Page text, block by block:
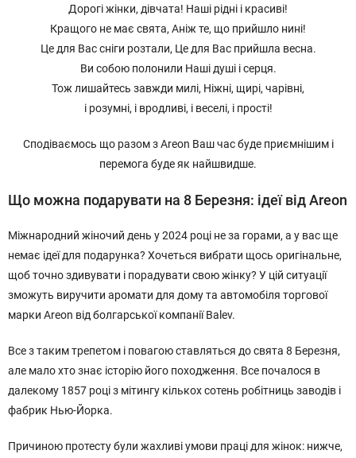
Дорогі жінки, дівчата! Наші рідні і красиві!
Кращого не має свята, Аніж те, що прийшло нині!
Це для Вас сніги розтали, Це для Вас прийшла весна.
Ви собою полонили Наші душі і серця.
Тож лишайтесь завжди милі, Ніжні, щирі, чарівні,
і розумні, і вродливі, і веселі, і прості!
Сподіваємось що разом з Areon Ваш час буде приємнішим і
перемога буде як найшвидше.
Що можна подарувати на 8 Березня: ідеї від Areon
Міжнародний жіночий день у 2024 році не за горами, а у вас ще
немає ідеї для подарунка? Хочеться вибрати щось оригінальне,
щоб точно здивувати і порадувати свою жінку? У цій ситуації
зможуть виручити аромати для дому та автомобіля торгової
марки Areon від болгарської компанії Balev.
Все з таким трепетом і повагою ставляться до свята 8 Березня,
але мало хто знає історію його походження. Все почалося в
далекому 1857 році з мітингу кількох сотень робітниць заводів і
фабрик Нью-Йорка.
Причиною протесту були жахливі умови праці для жінок: нижче,